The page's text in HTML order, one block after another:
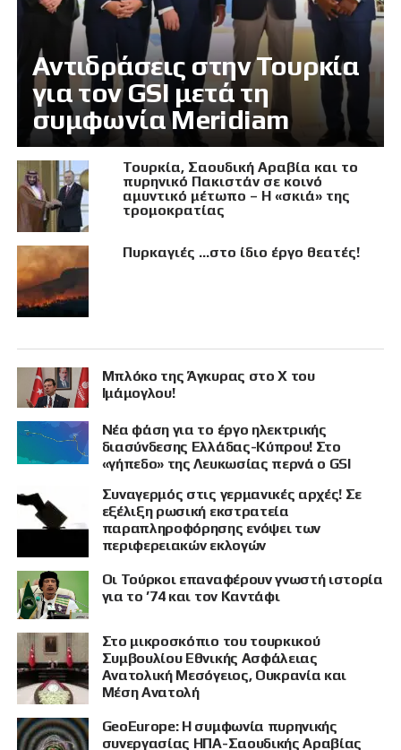
Αντιδράσεις στην Τουρκία
για τον GSI μετά τη
συμφωνία Meridiam
Τουρκία, Σαουδική Αραβία και το
πυρηνικό Πακιστάν σε κοινό
αμυντικό μέτωπο – Η «σκιά» της
τρομοκρατίας
Πυρκαγιές …στο ίδιο έργο θεατές!
Μπλόκο της Άγκυρας στο X του
Ιμάμογλου!
Νέα φάση για το έργο ηλεκτρικής
διασύνδεσης Ελλάδας-Κύπρου! Στο
«γήπεδο» της Λευκωσίας περνά ο GSI
Συναγερμός στις γερμανικές αρχές! Σε
εξέλιξη ρωσική εκστρατεία
παραπληροφόρησης ενόψει των
περιφερειακών εκλογών
Οι Τούρκοι επαναφέρουν γνωστή ιστορία
για το ’74 και τον Καντάφι
Στο μικροσκόπιο του τουρκικού
Συμβουλίου Εθνικής Ασφάλειας
Ανατολική Μεσόγειος, Ουκρανία και
Μέση Ανατολή
GeoEurope: Η συμφωνία πυρηνικής
συνεργασίας ΗΠΑ-Σαουδικής Αραβίας